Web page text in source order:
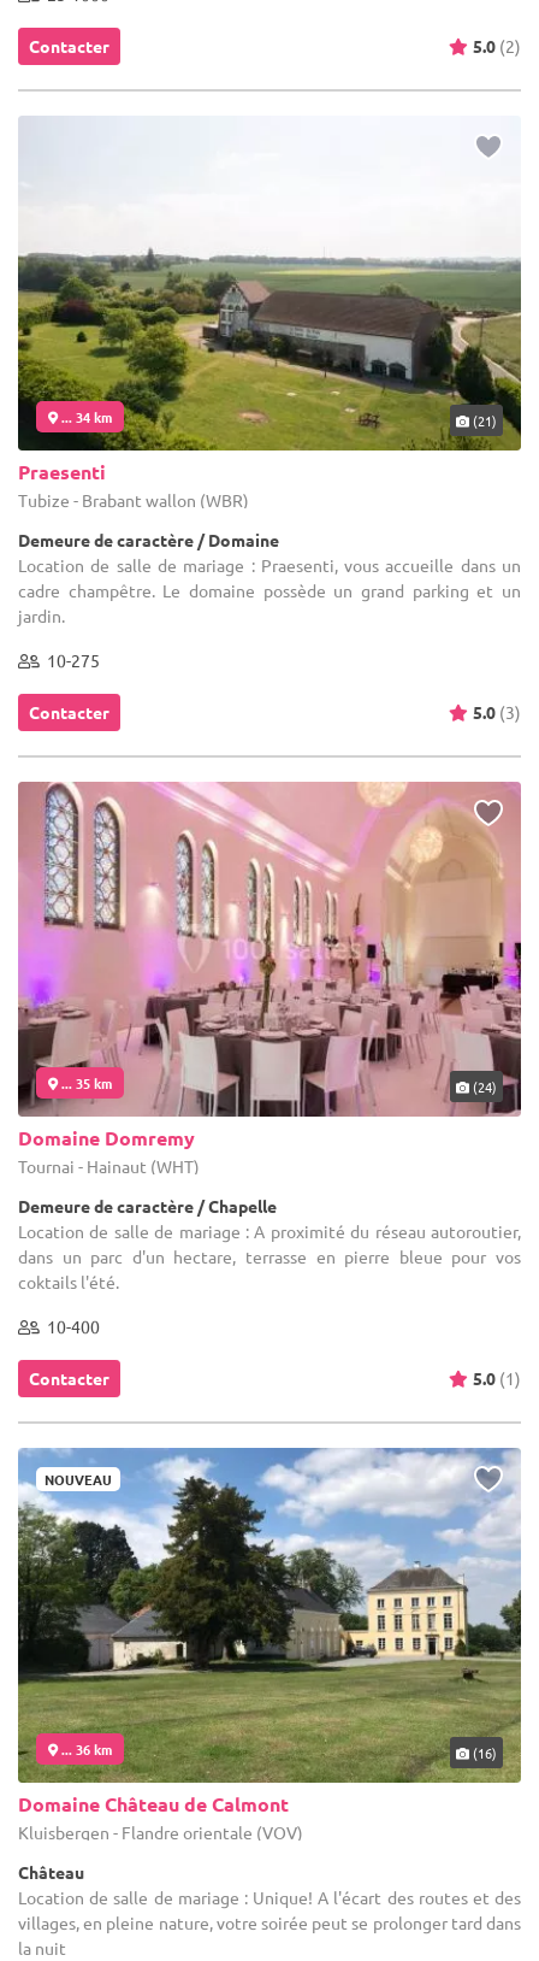
Contacter 5.0 (2)
... 34 km (21)
Praesenti
Tubize - Brabant wallon (WBR)
Demeure de caractère / Domaine
Location de salle de mariage : Praesenti, vous accueille dans un
cadre champêtre. Le domaine possède un grand parking et un
jardin.
10-275
Contacter 5.0 (3)
... 35 km (24)
Domaine Domremy
Tournai - Hainaut (WHT)
Demeure de caractère / Chapelle
Location de salle de mariage : A proximité du réseau autoroutier,
dans un parc d'un hectare, terrasse en pierre bleue pour vos
coktails l'été.
10-400
Contacter 5.0 (1)
NOUVEAU
... 36 km (16)
Domaine Château de Calmont
Kluisbergen - Flandre orientale (VOV)
Château
Location de salle de mariage : Unique! A l'écart des routes et des
villages, en pleine nature, votre soirée peut se prolonger tard dans
la nuit